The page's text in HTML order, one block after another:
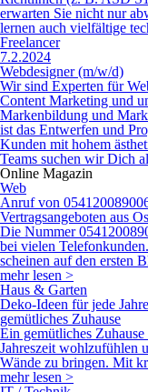
erwarten Sie nicht nur
lernen auch vielfältige
Freelancer
7.2.2024
Webdesigner (m/w/d)
Wir sind Experten für
Content Marketing und
Markenbildung und
ist das Entwerfen und
Kunden mit hohem
Teams suchen wir Dich
Online Magazin
Web
Anruf von
Vertragsangeboten aus
Die Nummer
bei vielen
scheinen auf den ersten
mehr lesen >
Haus & Garten
Deko-Ideen für jede
gemütliches Zuhause
Ein gemütliches
Jahreszeit wohlzufühlen
Wände zu bringen. Mit
mehr lesen >